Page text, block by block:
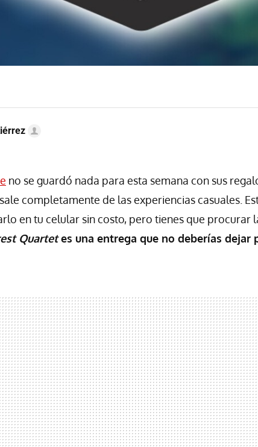
no se guardó nada para esta semana con sus
completamente de las experiencias casuales.
en tu celular sin costo, pero tienes que procurar
Quartetes una entrega que no deberías dejar